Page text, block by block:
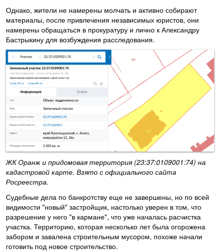
Однако, жители не намерены молчать и активно собирают
материалы, после привлечения независимых юристов, они
намерены обращаться в прокуратуру и лично к Александру
Бастрыкину для возбуждения расследования.
ЖК Оранж и придомовая территория (23:37:0109001:74) на
кадастровой карте. Взято с официального сайта
Росреестра.
Судебные дела по банкротству еще не завершены, но по всей
видимости "новый" застройщик, настолько уверен в том, что
разрешение у него "в кармане", что уже началась расчистка
участка. Территорию, которая несколько лет была огорожена
забором и завалена строительным мусором, похоже начали
готовить под новое строительство.